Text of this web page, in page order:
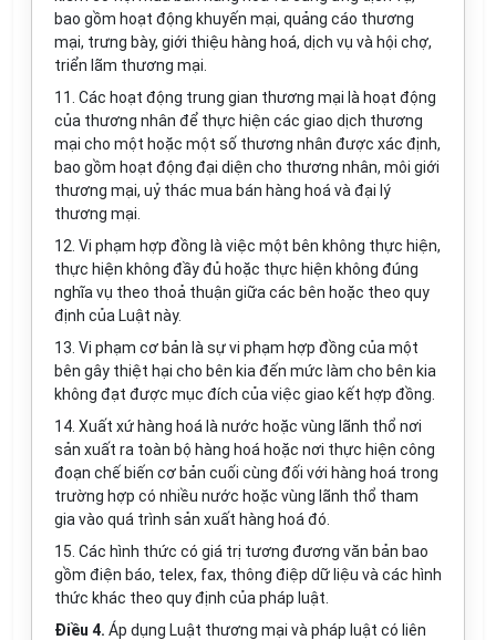
bao gồm hoạt động khuyến mại, quảng cáo thương
mại, trưng bày, giới thiệu hàng hoá, dịch vụ và hội chợ,
triển lãm thương mại.
11. Các hoạt động trung gian thương mại là hoạt động
của thương nhân để thực hiện các giao dịch thương
mại cho một hoặc một số thương nhân được xác định,
bao gồm hoạt động đại diện cho thương nhân, môi giới
thương mại, uỷ thác mua bán hàng hoá và đại lý
thương mại.
12. Vi phạm hợp đồng là việc một bên không thực hiện,
thực hiện không đầy đủ hoặc thực hiện không đúng
nghĩa vụ theo thoả thuận giữa các bên hoặc theo quy
định của Luật này.
13. Vi phạm cơ bản là sự vi phạm hợp đồng của một
bên gây thiệt hại cho bên kia đến mức làm cho bên kia
không đạt được mục đích của việc giao kết hợp đồng.
14. Xuất xứ hàng hoá là nước hoặc vùng lãnh thổ nơi
sản xuất ra toàn bộ hàng hoá hoặc nơi thực hiện công
đoạn chế biến cơ bản cuối cùng đối với hàng hoá trong
trường hợp có nhiều nước hoặc vùng lãnh thổ tham
gia vào quá trình sản xuất hàng hoá đó.
15. Các hình thức có giá trị tương đương văn bản bao
gồm điện báo, telex, fax, thông điệp dữ liệu và các hình
thức khác theo quy định của pháp luật.
Điều 4. Áp dụng Luật thương mại và pháp luật có liên